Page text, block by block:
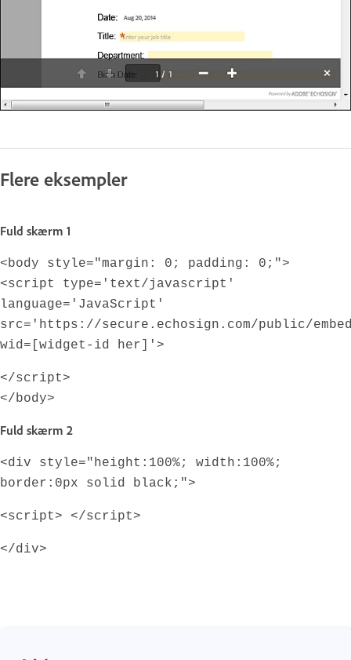
Flere eksempler
Fuld skærm 1
<body style="margin: 0; padding: 0;">
<script type='text/javascript'
language='JavaScript'
src='https://secure.echosign.com/public/
wid=[widget-id her]'>
</script>
</body>
Fuld skærm 2
<div style="height:100%; width:100%;
border:0px solid black;">
<script> </script>
</div>